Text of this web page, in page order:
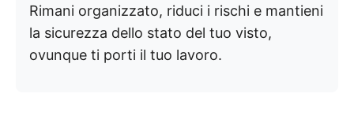
Rimani organizzato, riduci i rischi e mantieni
la sicurezza dello stato del tuo visto,
ovunque ti porti il tuo lavoro.